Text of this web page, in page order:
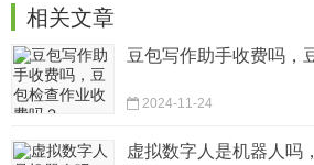
相关文章
豆包写作助手收费吗，
2024-11-24
虚拟数字人是机器人吗